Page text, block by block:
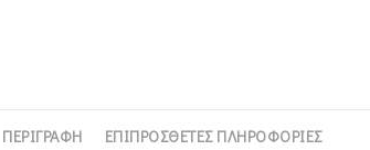
ΠΕΡΙΓΡΑΦΉ ΕΠΙΠΡΌΣΘΕΤΕΣ ΠΛΗΡΟΦΟΡΊΕΣ